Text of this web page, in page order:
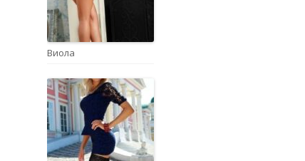
Виола